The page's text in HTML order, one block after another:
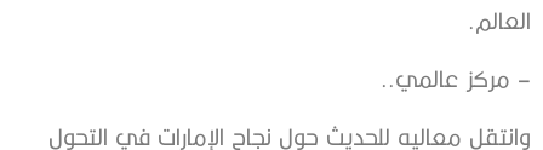
العالم.
– مركز عالمي..
وانتقل معاليه للحديث حول نجاح الإمارات في التحول